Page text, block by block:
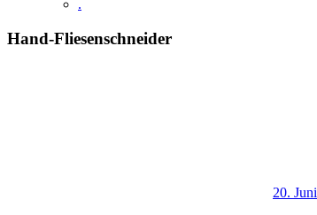
.
Hand-Fliesenschneider
20.